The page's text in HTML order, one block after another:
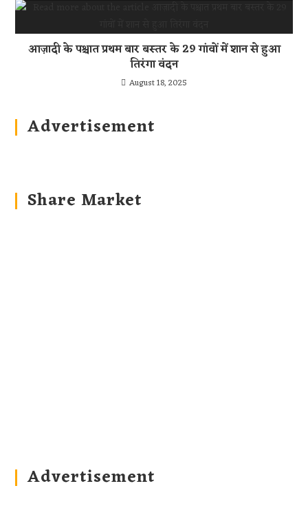
आज़ादी के पश्चात प्रथम बार बस्तर के 29 गांवों में शान से हुआ
तिरंगा वंदन
August 18, 2025
Advertisement
Share Market
Advertisement